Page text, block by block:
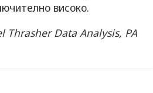
високо.
Thrasher Data Analysis, PA